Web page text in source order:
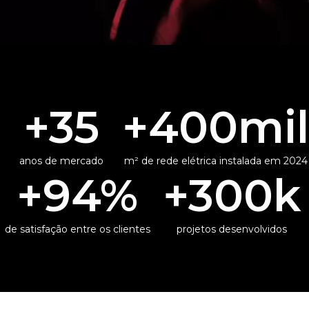
+35
anos de mercado
+400mil
m² de rede elétrica instalada em 2024
+94%
de satisfação entre os clientes
+300k
projetos desenvolvidos